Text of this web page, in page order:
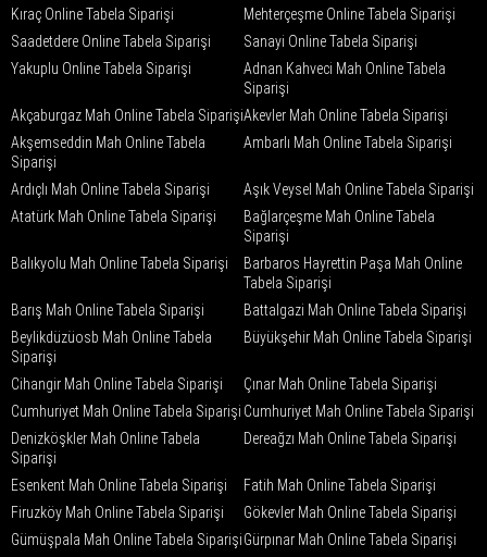
Kıraç Online Tabela Siparişi
Mehterçeşme Online Tabela Siparişi
Saadetdere Online Tabela Siparişi
Sanayi Online Tabela Siparişi
Yakuplu Online Tabela Siparişi
Adnan Kahveci Mah Online Tabela
Siparişi
Akçaburgaz Mah Online Tabela SiparişiAkevler Mah Online Tabela Siparişi
Akşemseddin Mah Online Tabela
Siparişi
Ambarlı Mah Online Tabela Siparişi
Ardıçlı Mah Online Tabela Siparişi
Aşık Veysel Mah Online Tabela Siparişi
Atatürk Mah Online Tabela Siparişi
Bağlarçeşme Mah Online Tabela
Siparişi
Balıkyolu Mah Online Tabela Siparişi
Barbaros Hayrettin Paşa Mah Online
Tabela Siparişi
Barış Mah Online Tabela Siparişi
Battalgazi Mah Online Tabela Siparişi
Beylikdüzüosb Mah Online Tabela
Siparişi
Büyükşehir Mah Online Tabela Siparişi
Cihangir Mah Online Tabela Siparişi
Çınar Mah Online Tabela Siparişi
Cumhuriyet Mah Online Tabela Siparişi Cumhuriyet Mah Online Tabela Siparişi
Denizköşkler Mah Online Tabela
Siparişi
Dereağzı Mah Online Tabela Siparişi
Esenkent Mah Online Tabela Siparişi
Fatih Mah Online Tabela Siparişi
Firuzköy Mah Online Tabela Siparişi
Gökevler Mah Online Tabela Siparişi
Gümüşpala Mah Online Tabela SiparişiGürpınar Mah Online Tabela Siparişi